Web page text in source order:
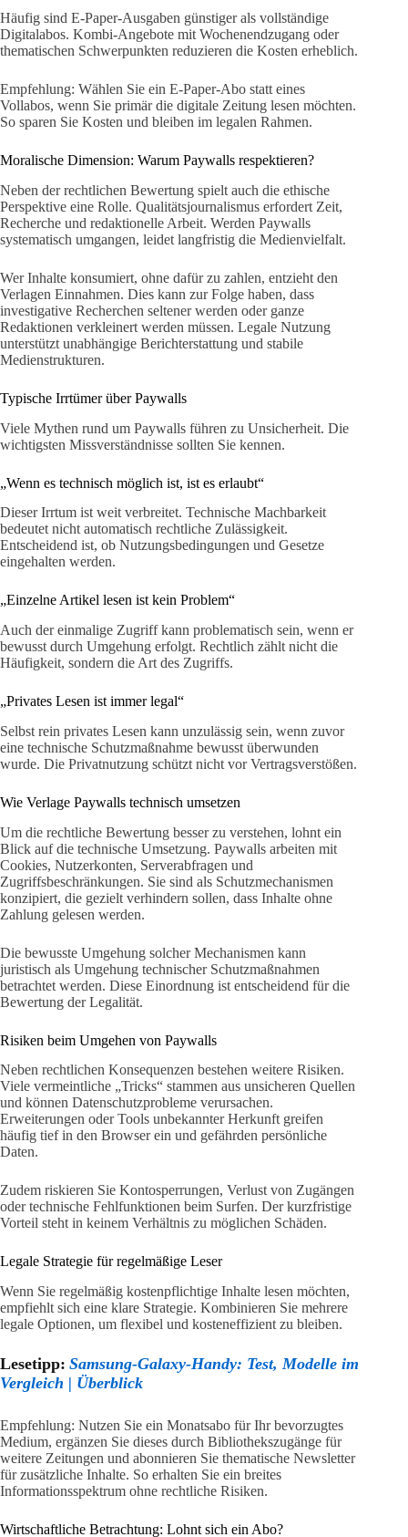
Häufig sind E-Paper-Ausgaben günstiger als vollständige
Digitalabos. Kombi-Angebote mit Wochenendzugang oder
thematischen Schwerpunkten reduzieren die Kosten erheblich.
Empfehlung: Wählen Sie ein E-Paper-Abo statt eines
Vollabos, wenn Sie primär die digitale Zeitung lesen möchten.
So sparen Sie Kosten und bleiben im legalen Rahmen.
Moralische Dimension: Warum Paywalls respektieren?
Neben der rechtlichen Bewertung spielt auch die ethische
Perspektive eine Rolle. Qualitätsjournalismus erfordert Zeit,
Recherche und redaktionelle Arbeit. Werden Paywalls
systematisch umgangen, leidet langfristig die Medienvielfalt.
Wer Inhalte konsumiert, ohne dafür zu zahlen, entzieht den
Verlagen Einnahmen. Dies kann zur Folge haben, dass
investigative Recherchen seltener werden oder ganze
Redaktionen verkleinert werden müssen. Legale Nutzung
unterstützt unabhängige Berichterstattung und stabile
Medienstrukturen.
Typische Irrtümer über Paywalls
Viele Mythen rund um Paywalls führen zu Unsicherheit. Die
wichtigsten Missverständnisse sollten Sie kennen.
„Wenn es technisch möglich ist, ist es erlaubt“
Dieser Irrtum ist weit verbreitet. Technische Machbarkeit
bedeutet nicht automatisch rechtliche Zulässigkeit.
Entscheidend ist, ob Nutzungsbedingungen und Gesetze
eingehalten werden.
„Einzelne Artikel lesen ist kein Problem“
Auch der einmalige Zugriff kann problematisch sein, wenn er
bewusst durch Umgehung erfolgt. Rechtlich zählt nicht die
Häufigkeit, sondern die Art des Zugriffs.
„Privates Lesen ist immer legal“
Selbst rein privates Lesen kann unzulässig sein, wenn zuvor
eine technische Schutzmaßnahme bewusst überwunden
wurde. Die Privatnutzung schützt nicht vor Vertragsverstößen.
Wie Verlage Paywalls technisch umsetzen
Um die rechtliche Bewertung besser zu verstehen, lohnt ein
Blick auf die technische Umsetzung. Paywalls arbeiten mit
Cookies, Nutzerkonten, Serverabfragen und
Zugriffsbeschränkungen. Sie sind als Schutzmechanismen
konzipiert, die gezielt verhindern sollen, dass Inhalte ohne
Zahlung gelesen werden.
Die bewusste Umgehung solcher Mechanismen kann
juristisch als Umgehung technischer Schutzmaßnahmen
betrachtet werden. Diese Einordnung ist entscheidend für die
Bewertung der Legalität.
Risiken beim Umgehen von Paywalls
Neben rechtlichen Konsequenzen bestehen weitere Risiken.
Viele vermeintliche „Tricks“ stammen aus unsicheren Quellen
und können Datenschutzprobleme verursachen.
Erweiterungen oder Tools unbekannter Herkunft greifen
häufig tief in den Browser ein und gefährden persönliche
Daten.
Zudem riskieren Sie Kontosperrungen, Verlust von Zugängen
oder technische Fehlfunktionen beim Surfen. Der kurzfristige
Vorteil steht in keinem Verhältnis zu möglichen Schäden.
Legale Strategie für regelmäßige Leser
Wenn Sie regelmäßig kostenpflichtige Inhalte lesen möchten,
empfiehlt sich eine klare Strategie. Kombinieren Sie mehrere
legale Optionen, um flexibel und kosteneffizient zu bleiben.
Lesetipp: Samsung-Galaxy-Handy: Test, Modelle im
Vergleich | Überblick
Empfehlung: Nutzen Sie ein Monatsabo für Ihr bevorzugtes
Medium, ergänzen Sie dieses durch Bibliothekszugänge für
weitere Zeitungen und abonnieren Sie thematische Newsletter
für zusätzliche Inhalte. So erhalten Sie ein breites
Informationsspektrum ohne rechtliche Risiken.
Wirtschaftliche Betrachtung: Lohnt sich ein Abo?